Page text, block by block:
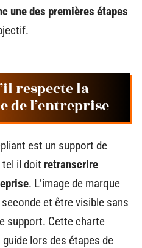
une des premières étapes
respecte la
de l’entreprise
est un support de
il doit retranscrire
. L’image de marque
et être visible sans
support. Cette charte
lors des étapes de